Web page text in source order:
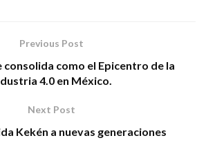
Previous Post
consolida como el Epicentro de la
4.0 en México.
Next Post
Kekén a nuevas generaciones